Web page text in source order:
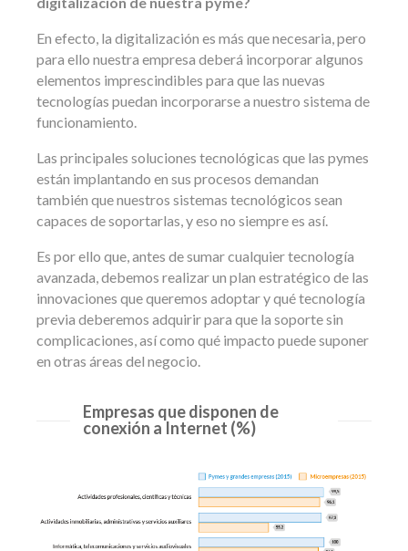
En efecto, la digitalización es más que necesaria, pero
para ello nuestra empresa deberá incorporar algunos
elementos imprescindibles para que las nuevas
tecnologías puedan incorporarse a nuestro sistema de
funcionamiento.
Las principales soluciones tecnológicas que las pymes
están implantando en sus procesos demandan
también que nuestros sistemas tecnológicos sean
capaces de soportarlas, y eso no siempre es así.
Es por ello que, antes de sumar cualquier tecnología
avanzada, debemos realizar un plan estratégico de las
innovaciones que queremos adoptar y qué tecnología
previa deberemos adquirir para que la soporte sin
complicaciones, así como qué impacto puede suponer
en otras áreas del negocio.
Empresas que disponen de
conexión a Internet (%)